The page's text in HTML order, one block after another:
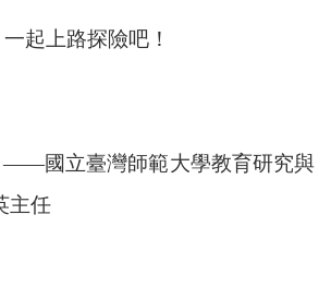
起上路探險吧！
師範大學教育研究與
主任